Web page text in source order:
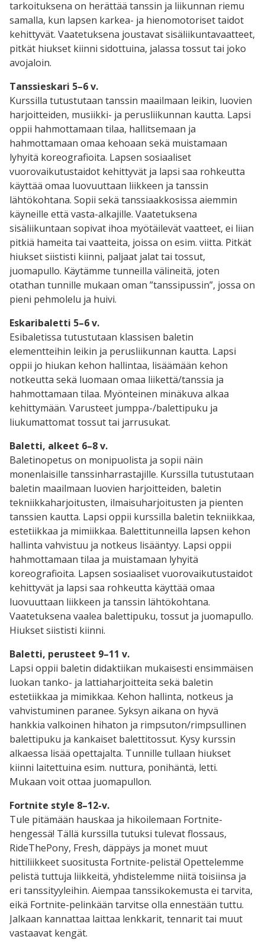
tarkoituksena on herättää tanssin ja liikunnan riemu
samalla, kun lapsen karkea- ja hienomotoriset taidot
kehittyvät. Vaatetuksena joustavat sisäliikuntavaatteet,
pitkät hiukset kiinni sidottuina, jalassa tossut tai joko
avojaloin.
Tanssieskari 5–6 v.
Kurssilla tutustutaan tanssin maailmaan leikin, luovien
harjoitteiden, musiikki- ja perusliikunnan kautta. Lapsi
oppii hahmottamaan tilaa, hallitsemaan ja
hahmottamaan omaa kehoaan sekä muistamaan
lyhyitä koreografioita. Lapsen sosiaaliset
vuorovaikutustaidot kehittyvät ja lapsi saa rohkeutta
käyttää omaa luovuuttaan liikkeen ja tanssin
lähtökohtana. Sopii sekä tanssiaakkosissa aiemmin
käyneille että vasta-alkajille. Vaatetuksena
sisäliikuntaan sopivat ihoa myötäilevät vaatteet, ei liian
pitkiä hameita tai vaatteita, joissa on esim. viitta. Pitkät
hiukset siististi kiinni, paljaat jalat tai tossut,
juomapullo. Käytämme tunneilla välineitä, joten
otathan tunnille mukaan oman ”tanssipussin”, jossa on
pieni pehmolelu ja huivi.
Eskaribaletti 5–6 v.
Esibaletissa tutustutaan klassisen baletin
elementteihin leikin ja perusliikunnan kautta. Lapsi
oppii jo hiukan kehon hallintaa, lisäämään kehon
notkeutta sekä luomaan omaa liikettä/tanssia ja
hahmottamaan tilaa. Myönteinen minäkuva alkaa
kehittymään. Varusteet jumppa-/balettipuku ja
liukumattomat tossut tai jarrusukat.
Baletti, alkeet 6–8 v.
Baletinopetus on monipuolista ja sopii näin
monenlaisille tanssinharrastajille. Kurssilla tutustutaan
baletin maailmaan luovien harjoitteiden, baletin
tekniikkaharjoitusten, ilmaisuharjoitusten ja pienten
tanssien kautta. Lapsi oppii kurssilla baletin tekniikkaa,
estetiikkaa ja mimiikkaa. Balettitunneilla lapsen kehon
hallinta vahvistuu ja notkeus lisääntyy. Lapsi oppii
hahmottamaan tilaa ja muistamaan lyhyitä
koreografioita. Lapsen sosiaaliset vuorovaikutustaidot
kehittyvät ja lapsi saa rohkeutta käyttää omaa
luovuuttaan liikkeen ja tanssin lähtökohtana.
Vaatetuksena vaalea balettipuku, tossut ja juomapullo.
Hiukset siististi kiinni.
Baletti, perusteet 9–11 v.
Lapsi oppii baletin didaktiikan mukaisesti ensimmäisen
luokan tanko- ja lattiaharjoitteita sekä baletin
estetiikkaa ja mimikkaa. Kehon hallinta, notkeus ja
vahvistuminen paranee. Syksyn aikana on hyvä
hankkia valkoinen hihaton ja rimpsuton/rimpsullinen
balettipuku ja kankaiset balettitossut. Kysy kurssin
alkaessa lisää opettajalta. Tunnille tullaan hiukset
kiinni laitettuina esim. nuttura, ponihäntä, letti.
Mukaan voit ottaa juomapullon.
Fortnite style 8–12-v.
Tule pitämään hauskaa ja hikoilemaan Fortnite-
hengessä! Tällä kurssilla tutuksi tulevat flossaus,
RideThePony, Fresh, däppäys ja monet muut
hittiliikkeet suositusta Fortnite-pelistä! Opettelemme
pelistä tuttuja liikkeitä, yhdistelemme niitä toisiinsa ja
eri tanssityyleihin. Aiempaa tanssikokemusta ei tarvita,
eikä Fortnite-pelinkään tarvitse olla ennestään tuttu.
Jalkaan kannattaa laittaa lenkkarit, tennarit tai muut
vastaavat kengät.